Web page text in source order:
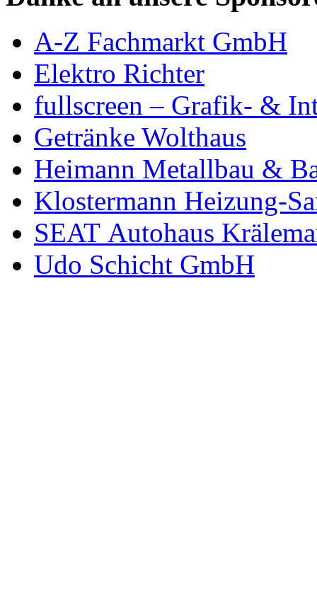
A-Z Fachmarkt GmbH
Elektro Richter
fullscreen – Grafik- &
Getränke Wolthaus
Heimann Metallbau &
Klostermann Heizung-
SEAT Autohaus
Udo Schicht GmbH